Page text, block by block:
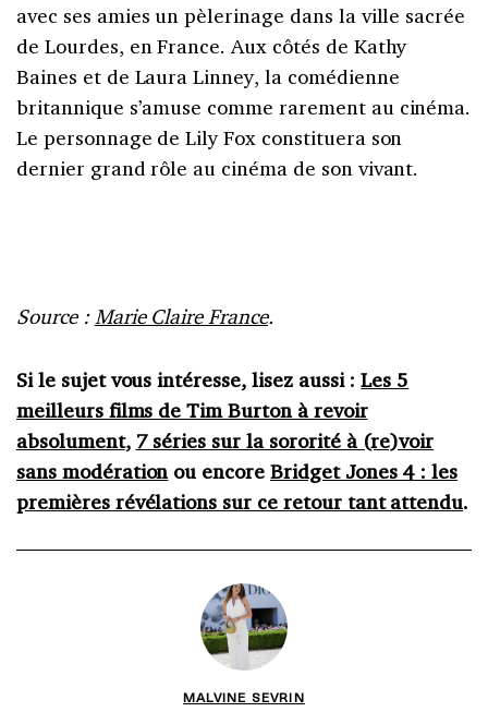
avec ses amies un pèlerinage dans la ville sacrée
de Lourdes, en France. Aux côtés de Kathy
Baines et de Laura Linney, la comédienne
britannique s’amuse comme rarement au cinéma.
Le personnage de Lily Fox constituera son
dernier grand rôle au cinéma de son vivant.
Source :Marie Claire France.
Si le sujet vous intéresse, lisez aussi :Les 5
meilleurs films de Tim Burton à revoir
absolument, 7 séries sur la sororité à (re)voir
sans modérationou encoreBridget Jones 4 : les
premières révélations sur ce retour tant attendu.
MALVINE SEVRIN